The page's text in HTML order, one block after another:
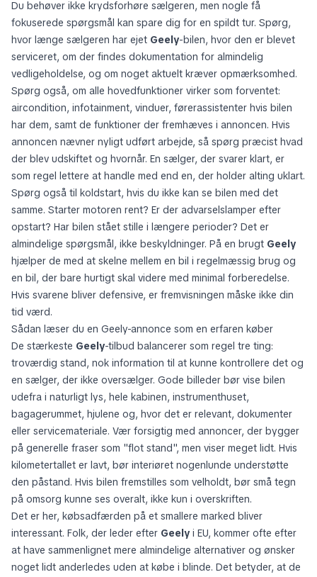
Du behøver ikke krydsforhøre sælgeren, men nogle få
fokuserede spørgsmål kan spare dig for en spildt tur. Spørg,
hvor længe sælgeren har ejet Geely-bilen, hvor den er blevet
serviceret, om der findes dokumentation for almindelig
vedligeholdelse, og om noget aktuelt kræver opmærksomhed.
Spørg også, om alle hovedfunktioner virker som forventet:
aircondition, infotainment, vinduer, førerassistenter hvis bilen
har dem, samt de funktioner der fremhæves i annoncen. Hvis
annoncen nævner nyligt udført arbejde, så spørg præcist hvad
der blev udskiftet og hvornår. En sælger, der svarer klart, er
som regel lettere at handle med end en, der holder alting uklart.
Spørg også til koldstart, hvis du ikke kan se bilen med det
samme. Starter motoren rent? Er der advarselslamper efter
opstart? Har bilen stået stille i længere perioder? Det er
almindelige spørgsmål, ikke beskyldninger. På en brugt Geely
hjælper de med at skelne mellem en bil i regelmæssig brug og
en bil, der bare hurtigt skal videre med minimal forberedelse.
Hvis svarene bliver defensive, er fremvisningen måske ikke din
tid værd.
Sådan læser du en Geely-annonce som en erfaren køber
De stærkeste Geely-tilbud balancerer som regel tre ting:
troværdig stand, nok information til at kunne kontrollere det og
en sælger, der ikke oversælger. Gode billeder bør vise bilen
udefra i naturligt lys, hele kabinen, instrumenthuset,
bagagerummet, hjulene og, hvor det er relevant, dokumenter
eller servicemateriale. Vær forsigtig med annoncer, der bygger
på generelle fraser som "flot stand", men viser meget lidt. Hvis
kilometertallet er lavt, bør interiøret nogenlunde understøtte
den påstand. Hvis bilen fremstilles som velholdt, bør små tegn
på omsorg kunne ses overalt, ikke kun i overskriften.
Det er her, købsadfærden på et smallere marked bliver
interessant. Folk, der leder efter Geely i EU, kommer ofte efter
at have sammenlignet mere almindelige alternativer og ønsker
noget lidt anderledes uden at købe i blinde. Det betyder, at de